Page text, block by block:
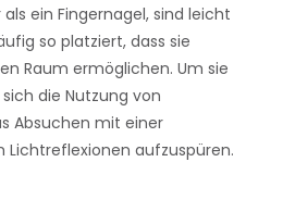
ein Fingernagel, sind leicht
so platziert, dass sie
Raum ermöglichen. Um sie
die Nutzung von
Absuchen mit einer
aufzuspüren.